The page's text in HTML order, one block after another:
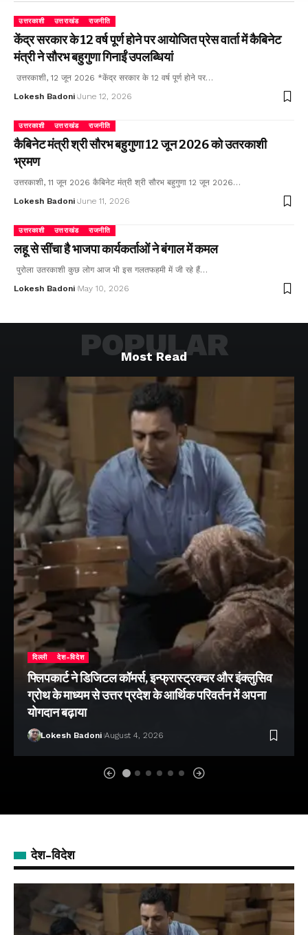
उत्तरकाशी उत्तराखंड राजनीति
केंद्र सरकार के 12 वर्ष पूर्ण होने पर आयोजित प्रेस वार्ता में कैबिनेट
मंत्री ने सौरभ बहुगुणा गिनाईं उपलब्धियां
उत्तरकाशी, 12 जून 2026 *केंद्र सरकार के 12 वर्ष पूर्ण होने पर…
Lokesh Badoni June 12, 2026
उत्तरकाशी उत्तराखंड राजनीति
कैबिनेट मंत्री श्री सौरभ बहुगुणा 12 जून 2026 को उतरकाशी
भ्रमण
उत्तरकाशी, 11 जून 2026 कैबिनेट मंत्री श्री सौरभ बहुगुणा 12 जून 2026…
Lokesh Badoni June 11, 2026
उत्तरकाशी उत्तराखंड राजनीति
लहू से सींचा है भाजपा कार्यकर्ताओं ने बंगाल में कमल
पुरोला उतरकाशी कुछ लोग आज भी इस गलतफहमी में जी रहे हैं…
Lokesh Badoni May 10, 2026
Most Read
POPULAR
दिल्ली देश-विदेश
फ्लिपकार्ट ने डिजिटल कॉमर्स, इन्फ्रास्ट्रक्चर और इंक्लुसिव
ग्रोथ के माध्यम से उत्तर प्रदेश के आर्थिक परिवर्तन में अपना
योगदान बढ़ाया
Lokesh Badoni August 4, 2026
देश-विदेश